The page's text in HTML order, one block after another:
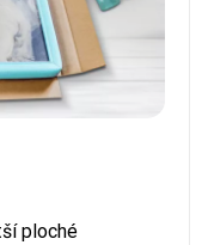
ploché